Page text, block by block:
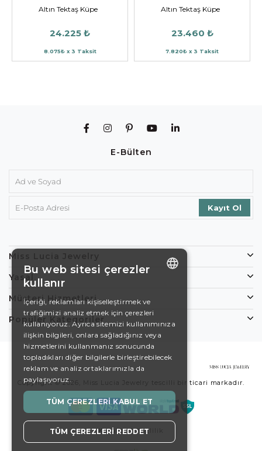
Altın Tektaş Küpe
24.225 ₺
8.075₺ x 3 Taksit
Altın Tektaş Küpe
23.460 ₺
7.820₺ x 3 Taksit
E-Bülten
Miss Lucia Jewelry
Yasal
Müşteri Hizmetleri
Popüler Kategoriler
Copyright © 2026, Miss Lucia Jewelry tescilli bir ticari markadır.
Koşullar Gizlilik
DE
EN
SWEDISH
TURKISH
Bu web sitesi çerezler
kullanır
İçeriği, reklamları kişiselleştirmek ve
trafiğimizi analiz etmek için çerezleri
kullanıyoruz. Ayrıca sitemizi kullanımınıza
ilişkin bilgileri, onlara sağladığınız veya
hizmetlerini kullanmanız sonucunda
topladıkları diğer bilgilerle birleştirebilecek
reklam ve analiz ortaklarımızla da
paylaşıyoruz.
TÜM ÇEREZLERI KABUL ET
TÜM ÇEREZLERI REDDET